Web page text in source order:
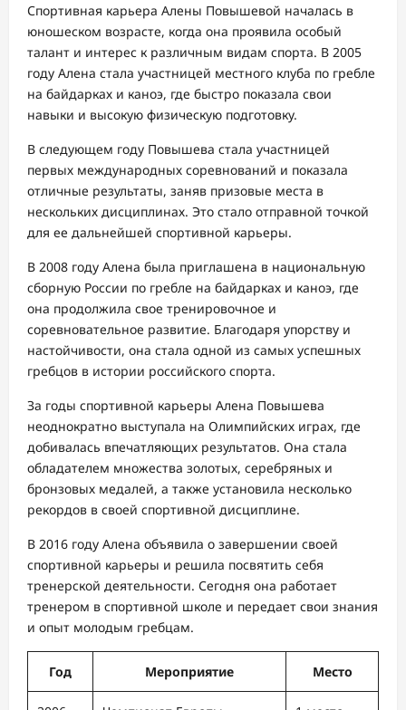
Спортивная карьера Алены Повышевой началась в
юношеском возрасте, когда она проявила особый
талант и интерес к различным видам спорта. В 2005
году Алена стала участницей местного клуба по гребле
на байдарках и каноэ, где быстро показала свои
навыки и высокую физическую подготовку.
В следующем году Повышева стала участницей
первых международных соревнований и показала
отличные результаты, заняв призовые места в
нескольких дисциплинах. Это стало отправной точкой
для ее дальнейшей спортивной карьеры.
В 2008 году Алена была приглашена в национальную
сборную России по гребле на байдарках и каноэ, где
она продолжила свое тренировочное и
соревновательное развитие. Благодаря упорству и
настойчивости, она стала одной из самых успешных
гребцов в истории российского спорта.
За годы спортивной карьеры Алена Повышева
неоднократно выступала на Олимпийских играх, где
добивалась впечатляющих результатов. Она стала
обладателем множества золотых, серебряных и
бронзовых медалей, а также установила несколько
рекордов в своей спортивной дисциплине.
В 2016 году Алена объявила о завершении своей
спортивной карьеры и решила посвятить себя
тренерской деятельности. Сегодня она работает
тренером в спортивной школе и передает свои знания
и опыт молодым гребцам.
Год Мероприятие Место